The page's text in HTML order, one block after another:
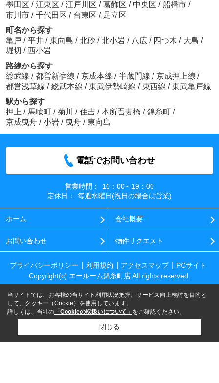
墨田区 / 江東区 / 江戸川区 / 葛飾区 / 中央区 / 船橋市 /
市川市 / 千代田区 / 台東区 / 足立区
町名から探す
亀戸 / 平井 / 東向島 / 北砂 / 北小岩 / 八広 / 四つ木 / 大島 /
堀切 / 西小岩
路線から探す
総武線 / 都営新宿線 / 京成本線 / 半蔵門線 / 京成押上線 /
都営浅草線 / 総武本線 / 東武伊勢崎線 / 東西線 / 東武亀戸線
駅から探す
押上 / 馬喰町 / 菊川 / 住吉 / 本所吾妻橋 / 錦糸町 /
京成曳舟 / 小岩 / 曳舟 / 東向島
電話でお問い合わせ
営業時間：
10：00～19：00
定休日：
毎週水曜日(祝日の場合は営業)
ホーム 会社概要
お問い合わせ 物件リクエスト
プライバシーポリシー 利用規約 アクセスマップ
PCサイト
Copyright(c) エールーム錦糸町店 All rights reserved.
当サイトでは、お客様の当サイト利用状況把握、サービス向上検討を目的と
して、クッキー（Cookie）を使用しています。
詳しくは、当社の 「Cookieの取扱いについて」 をご確認ください。
閉じる